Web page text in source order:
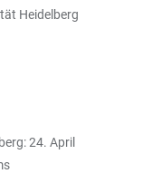
Heidelberg
24. April